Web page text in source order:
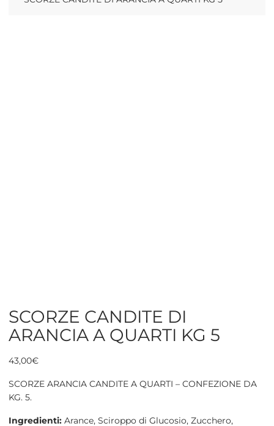
SCORZE CANDITE DI
ARANCIA A QUARTI KG 5
43,00€
SCORZE ARANCIA CANDITE A QUARTI – CONFEZIONE DA
KG. 5.
Ingredienti:Arance, Sciroppo di Glucosio, Zucchero,